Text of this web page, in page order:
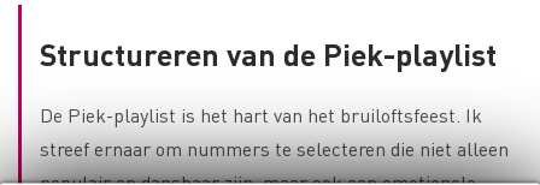
Structureren van de Piek-playlist
De Piek-playlist is het hart van het bruiloftsfeest. Ik
streef ernaar om nummers te selecteren die niet alleen